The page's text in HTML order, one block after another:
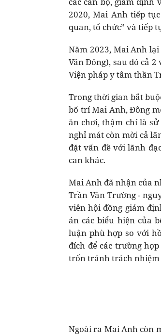
2020, Mai Anh tiếp
quan, tổ chức” và tiếp
Năm 2023, Mai Anh
Văn Đông), sau đó cả
Viện pháp y tâm thần
Trong thời gian bắt
bố trí Mai Anh, Đông
ăn chơi, thậm chí là
nghỉ mát còn mời cả
đặt vấn đề với lãnh
can khác.
Mai Anh đã nhận của
Trần Văn Trường -
viên hội đồng giám
án các biểu hiện của
luận phù hợp so với
đích để các trường
trốn tránh trách nhiệm
Ngoài ra Mai Anh còn